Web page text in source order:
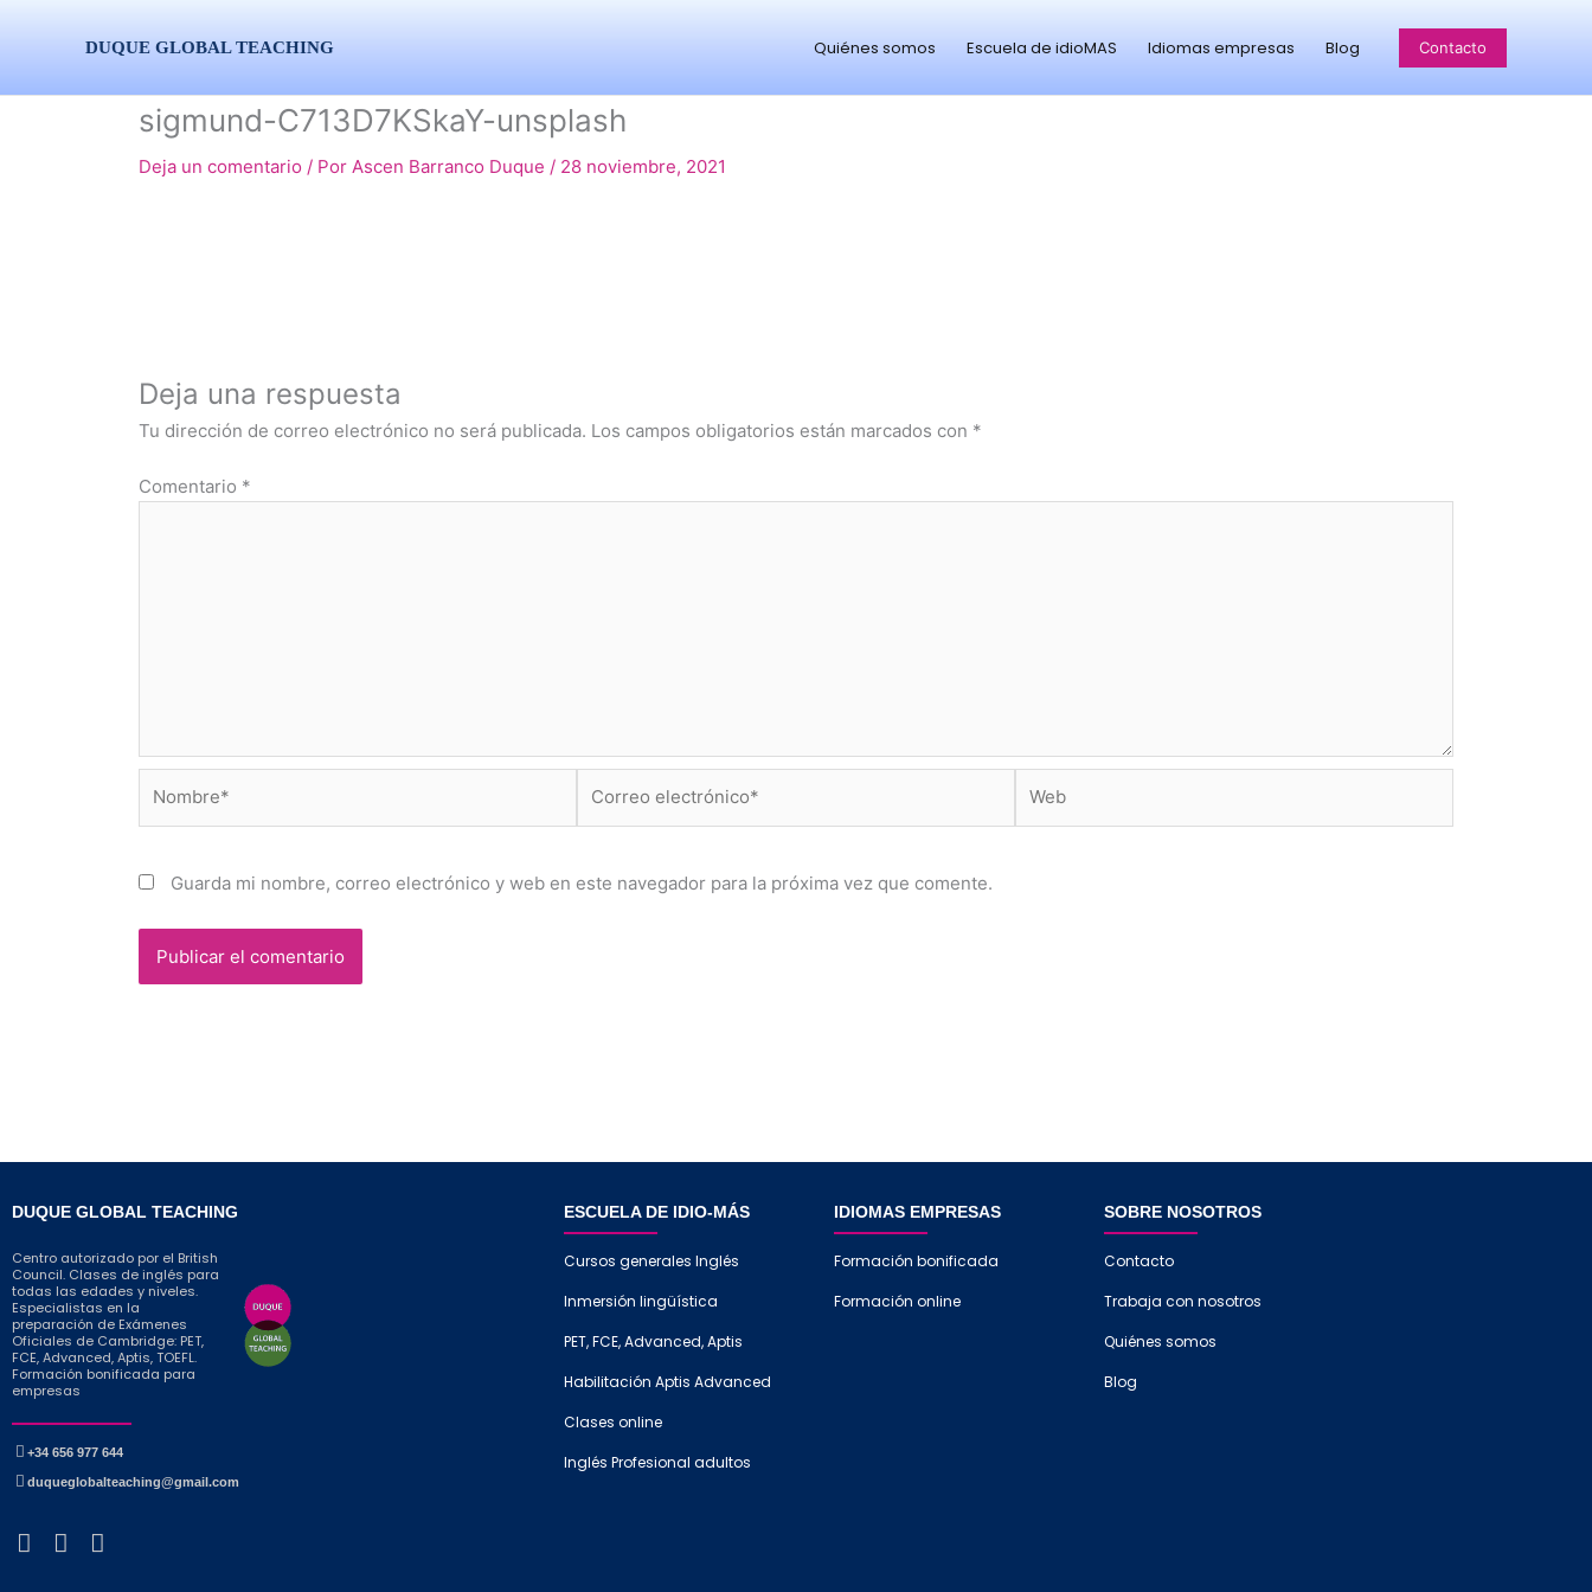
DUQUE GLOBAL TEACHING Quiénes somos Escuela de idioMAS Idiomas empresas Blog Contacto
sigmund-C713D7KSkaY-unsplash
Deja un comentario / Por Ascen Barranco Duque / 28 noviembre, 2021
Deja una respuesta
Tu dirección de correo electrónico no será publicada. Los campos obligatorios están marcados con *
Comentario *
electrónico*
Guarda mi nombre, correo electrónico y web en este navegador para la próxima vez que comente.
DUQUE GLOBAL TEACHING
Centro autorizado por el British
Council. Clases de inglés para
todas las edades y niveles.
Especialistas en la
preparación de Exámenes
Oficiales de Cambridge: PET,
FCE, Advanced, Aptis, TOEFL.
Formación bonificada para
empresas
+34 656 977 644
duqueglobalteaching@gmail.com
ESCUELA DE IDIO-MÁS
Cursos generales Inglés
Inmersión lingüística
PET, FCE, Advanced, Aptis
Habilitación Aptis Advanced
Clases online
Inglés Profesional adultos
IDIOMAS EMPRESAS
Formación bonificada
Formación online
SOBRE NOSOTROS
Contacto
Trabaja con nosotros
Quiénes somos
Blog